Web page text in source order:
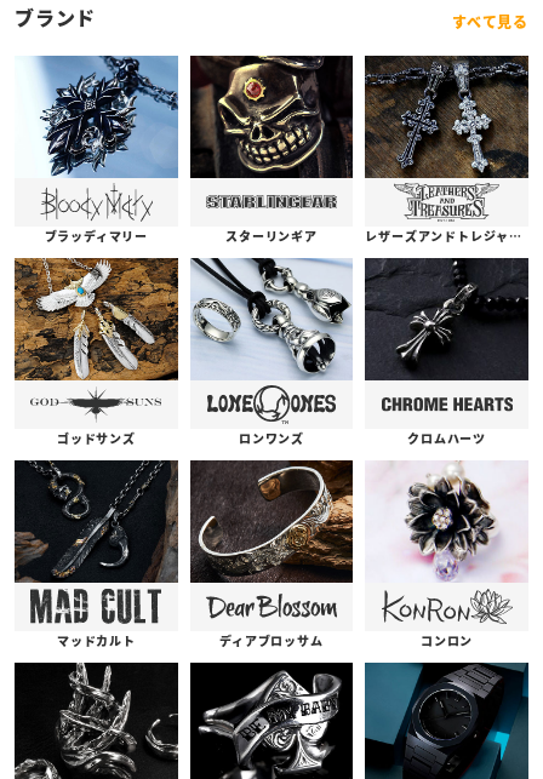
ブランド すべて見る
ブラッディマリー スターリンギア レザーズアンドトレジャーズ
ゴッドサンズ ロンワンズ クロムハーツ
マッドカルト ディアブロッサム コンロン